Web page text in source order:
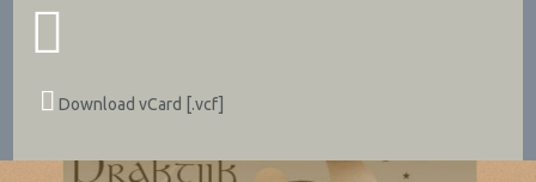
Download vCard [.vcf]